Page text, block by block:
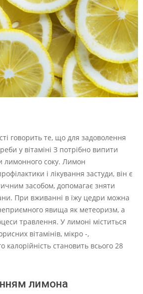
говорить те, що для задоволення
у вітаміні З потрібно випити
лимонного соку. Лимон
і лікування застуди, він є
засобом, допомагає зняти
При вживанні в їжу цедри можна
явища як метеоризм, а
травлення. У лимоні міститься
вітамінів, мікро -,
калорійність становить всього 28
лимона